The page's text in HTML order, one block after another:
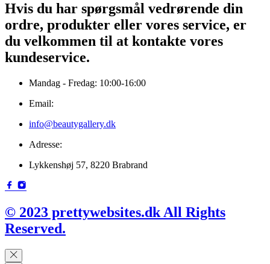
Hvis du har spørgsmål vedrørende din
ordre, produkter eller vores service, er
du velkommen til at kontakte vores
kundeservice.
Mandag - Fredag: 10:00-16:00
Email:
info@beautygallery.dk
Adresse:
Lykkenshøj 57, 8220 Brabrand
© 2023 prettywebsites.dk All Rights
Reserved.